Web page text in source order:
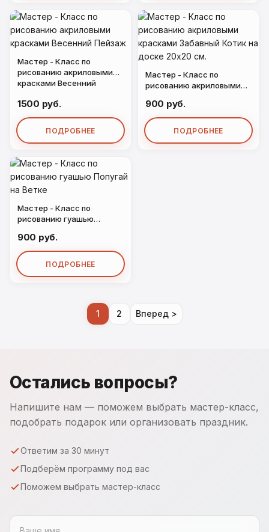
Мастер - Класс по
рисованию акриловыми
красками Весенний
1500 руб.
ПОДРОБНЕЕ
Мастер - Класс по
рисованию акриловыми
на доске 20х20 см.
900 руб.
ПОДРОБНЕЕ
Мастер - Класс по
рисованию гуашью
900 руб.
ПОДРОБНЕЕ
1 2 Вперед >
Остались вопросы?
Напишите нам — поможем выбрать мастер-класс,
подобрать подарок или организовать праздник.
Ответим за 30 минут
Подберём программу под вас
Поможем выбрать мастер-класс